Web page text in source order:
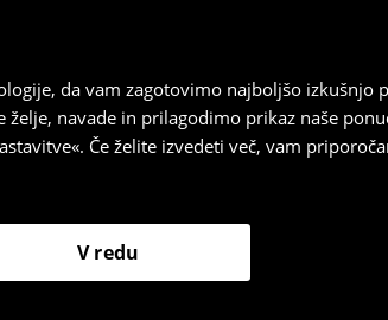
da vam zagotovimo najboljšo
želje, navade in prilagodimo prikaz naše
Če želite izvedeti več, vam
V redu